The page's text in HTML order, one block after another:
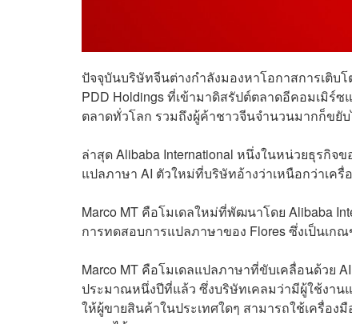
ปัจจุบันบริษัทจีนต่างกำลังมองหาโอกาสการเติบ
PDD Holdings ที่เข้ามาดิสรัปต์ตลาดอีคอมเมิร์ซ
ตลาดทั่วโลก รวมถึงผู้ค้าชาวจีนจำนวนมากก็ขยั
ล่าสุดAlibaba International หนึ่งในหน่วยธุรกิจ
แปลภาษา AI ตัวใหม่ที่บริษัทอ้างว่าเหนือกว่าเครื่
Marco MT คือโมเดลใหม่ที่พัฒนาโดย Alibaba
การทดสอบการแปลภาษาของ Flores ซึ่งเป็นเ
Marco MT คือโมเดลแปลภาษาที่ขับเคลื่อนด้วย
ประมาณหนึ่งปีที่แล้ว ซึ่งบริษัทเคลมว่ามีผู้ใช้งาน
ให้ผู้ขายสินค้าในประเทศใดๆ สามารถใช้เครื่อ